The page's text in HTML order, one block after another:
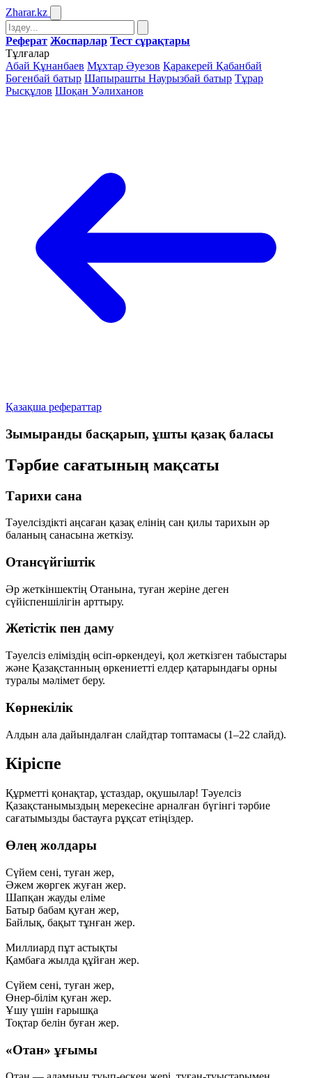
Zharar.kz
Реферат Жоспарлар Тест сұрақтары
Тұлғалар
Абай Құнанбаев Мұхтар Әуезов Қаракерей Қабанбай
Бөгенбай батыр Шапырашты Наурызбай батыр Тұрар
Рысқұлов Шоқан Уәлиханов
Қазақша рефераттар
Зымыранды басқарып, ұшты қазақ баласы
Тәрбие сағатының мақсаты
Тарихи сана
Тәуелсіздікті аңсаған қазақ елінің сан қилы тарихын әр
баланың санасына жеткізу.
Отансүйгіштік
Әр жеткіншектің Отанына, туған жеріне деген
сүйіспеншілігін арттыру.
Жетістік пен даму
Тәуелсіз еліміздің өсіп-өркендеуі, қол жеткізген табыстары
және Қазақстанның өркениетті елдер қатарындағы орны
туралы мәлімет беру.
Көрнекілік
Алдын ала дайындалған слайдтар топтамасы (1–22 слайд).
Кіріспе
Құрметті қонақтар, ұстаздар, оқушылар! Тәуелсіз
Қазақстанымыздың мерекесіне арналған бүгінгі тәрбие
сағатымызды бастауға рұқсат етіңіздер.
Өлең жолдары
Сүйем сені, туған жер,
Әжем жөргек жуған жер.
Шапқан жауды еліме
Батыр бабам қуған жер,
Байлық, бақыт тұнған жер.
Миллиард пұт астықты
Қамбаға жылда құйған жер.
Сүйем сені, туған жер,
Өнер-білім қуған жер.
Ұшу үшін ғарышқа
Тоқтар белін буған жер.
«Отан» ұғымы